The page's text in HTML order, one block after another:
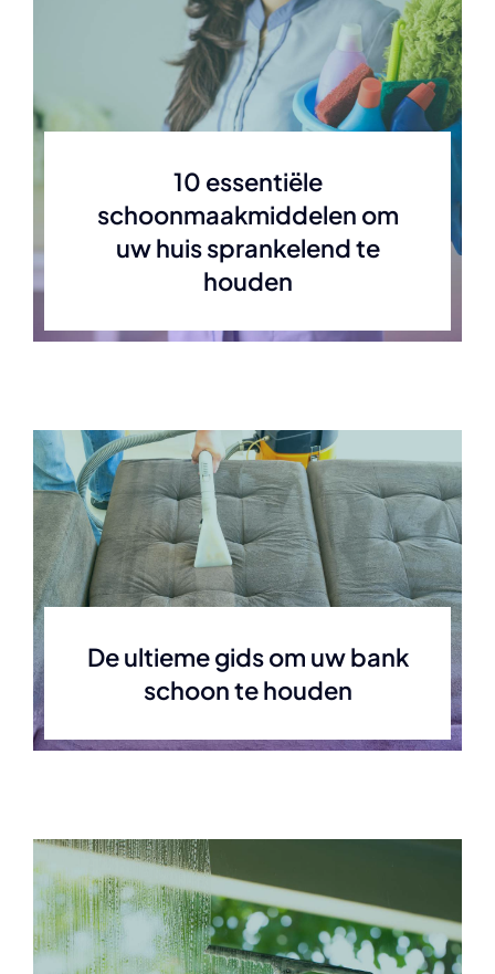
10 essentiële
schoonmaakmiddelen om
uw huis sprankelend te
houden
De ultieme gids om uw bank
schoon te houden